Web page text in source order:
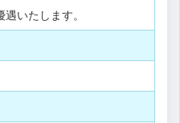
いたします。